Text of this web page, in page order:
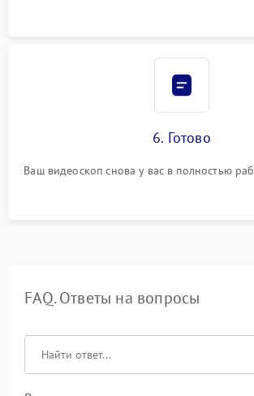
6. Готово
Ваш видеоскоп снова у вас в полностью
FAQ. Ответы на вопросы